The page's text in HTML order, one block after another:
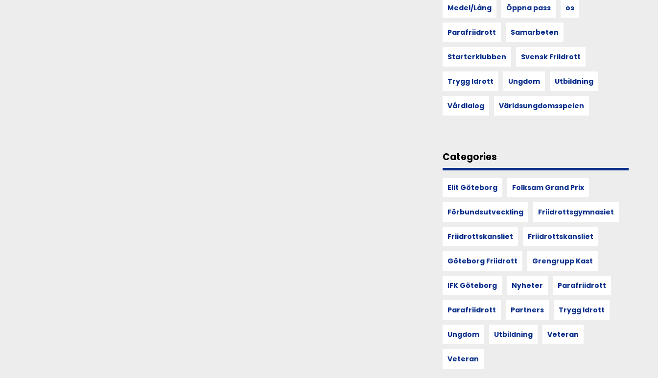
Medel/Lång Öppna pass os
Parafriidrott Samarbeten
Starterklubben Svensk Friidrott
Trygg Idrott Ungdom Utbildning
Vårdialog Världsungdomsspelen
Categories
Elit Göteborg Folksam Grand Prix
Förbundsutveckling Friidrottsgymnasiet
Friidrottskansliet Friidrottskansliet
Göteborg Friidrott Grengrupp Kast
IFK Göteborg Nyheter Parafriidrott
Parafriidrott Partners Trygg Idrott
Ungdom Utbildning Veteran
Veteran